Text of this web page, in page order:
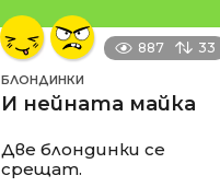
887 33
БЛОНДИНКИ
И нейната майка
Две блондинки се
срещат.